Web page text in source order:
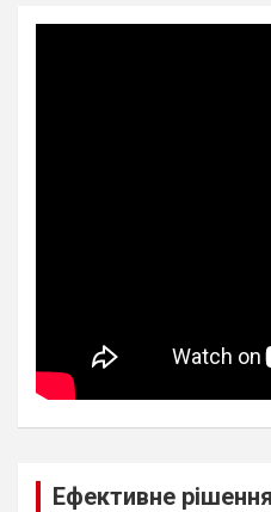
Ефективне